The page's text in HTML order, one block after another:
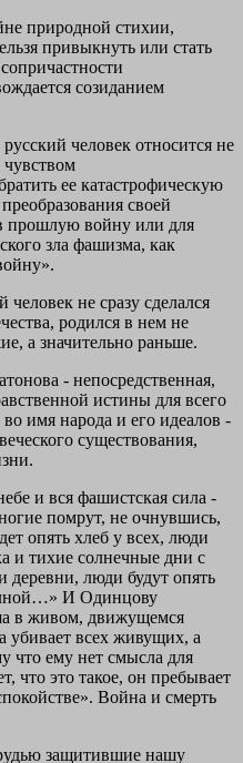
природной стихии,
привыкнуть или стать
созиданием
человек относится не
чувством
ее катастрофическую
своей
прошлую войну или для
зла фашизма, как
не сразу сделался
родился в нем не
а значительно раньше.
- непосредственная,
истины для всего
имя народа и его идеалов -
существования,
и вся фашистская сила -
помрут, не очнувшись,
опять хлеб у всех, люди
и тихие солнечные дни с
деревни, люди будут опять
И Одинцову
в живом, движущемся
убивает всех живущих, а
что ему нет смысла для
что это такое, он пребывает
Война и смерть
защитившие нашу